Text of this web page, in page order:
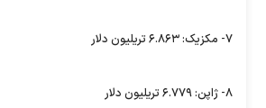
۷- مکزیک: ۶.۸۶۳ تریلیون دلار
۸- ژاپن: ۶.۷۷۹ تریلیون دلار